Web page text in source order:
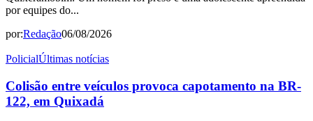
por equipes do...
por:Redação06/08/2026
PolicialÚltimas notícias
Colisão entre veículos provoca capotamento na BR-
122, em Quixadá